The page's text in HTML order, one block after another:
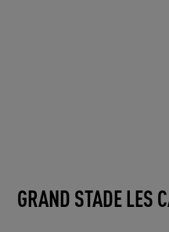
GRAND STADE LES